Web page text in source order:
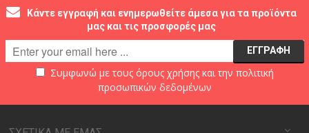
Κάντε εγγραφή και ενημερωθείτε άμεσα για τα προϊόντα
μας και τις προσφορές μας
Συμφωνώ με τους όρους χρήσηςκαι την πολιτική
προσωπικών δεδομένων